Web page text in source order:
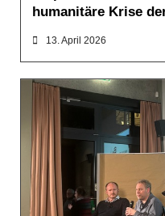
humanitäre Krise
13. April 2026